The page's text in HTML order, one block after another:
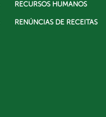
RECURSOS HUMANOS
RENÚNCIAS DE RECEITAS